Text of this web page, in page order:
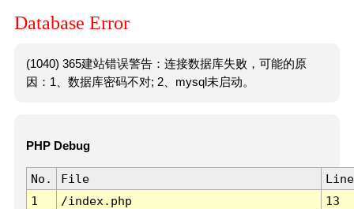
Database Error
(1040) 365建站错误警告：连接数据库失败，可能的原
因：1、数据库密码不对; 2、mysql未启动。
PHP Debug
No. File
Line
1
/index.php 13